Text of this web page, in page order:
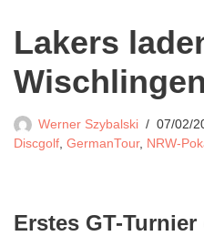
Lakers
Wischlingen
Werner Szybalski
07/02/
Discgolf, GermanTour, NRW-
Erstes GT-